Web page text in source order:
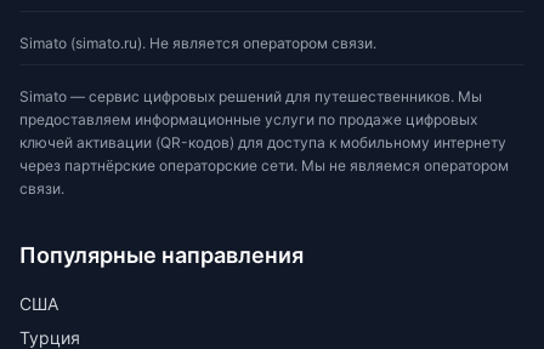
Simato (simato.ru). Не является оператором связи.
Simato — сервис цифровых решений для путешественников. Мы
предоставляем информационные услуги по продаже цифровых
ключей активации (QR-кодов) для доступа к мобильному интернету
через партнёрские операторские сети. Мы не являемся оператором
связи.
Популярные направления
США
Турция